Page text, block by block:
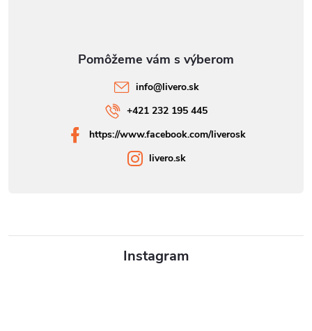
Instagram
info@livero.sk
+421 232 195 445
https://www.facebook.com/liverosk
livero.sk